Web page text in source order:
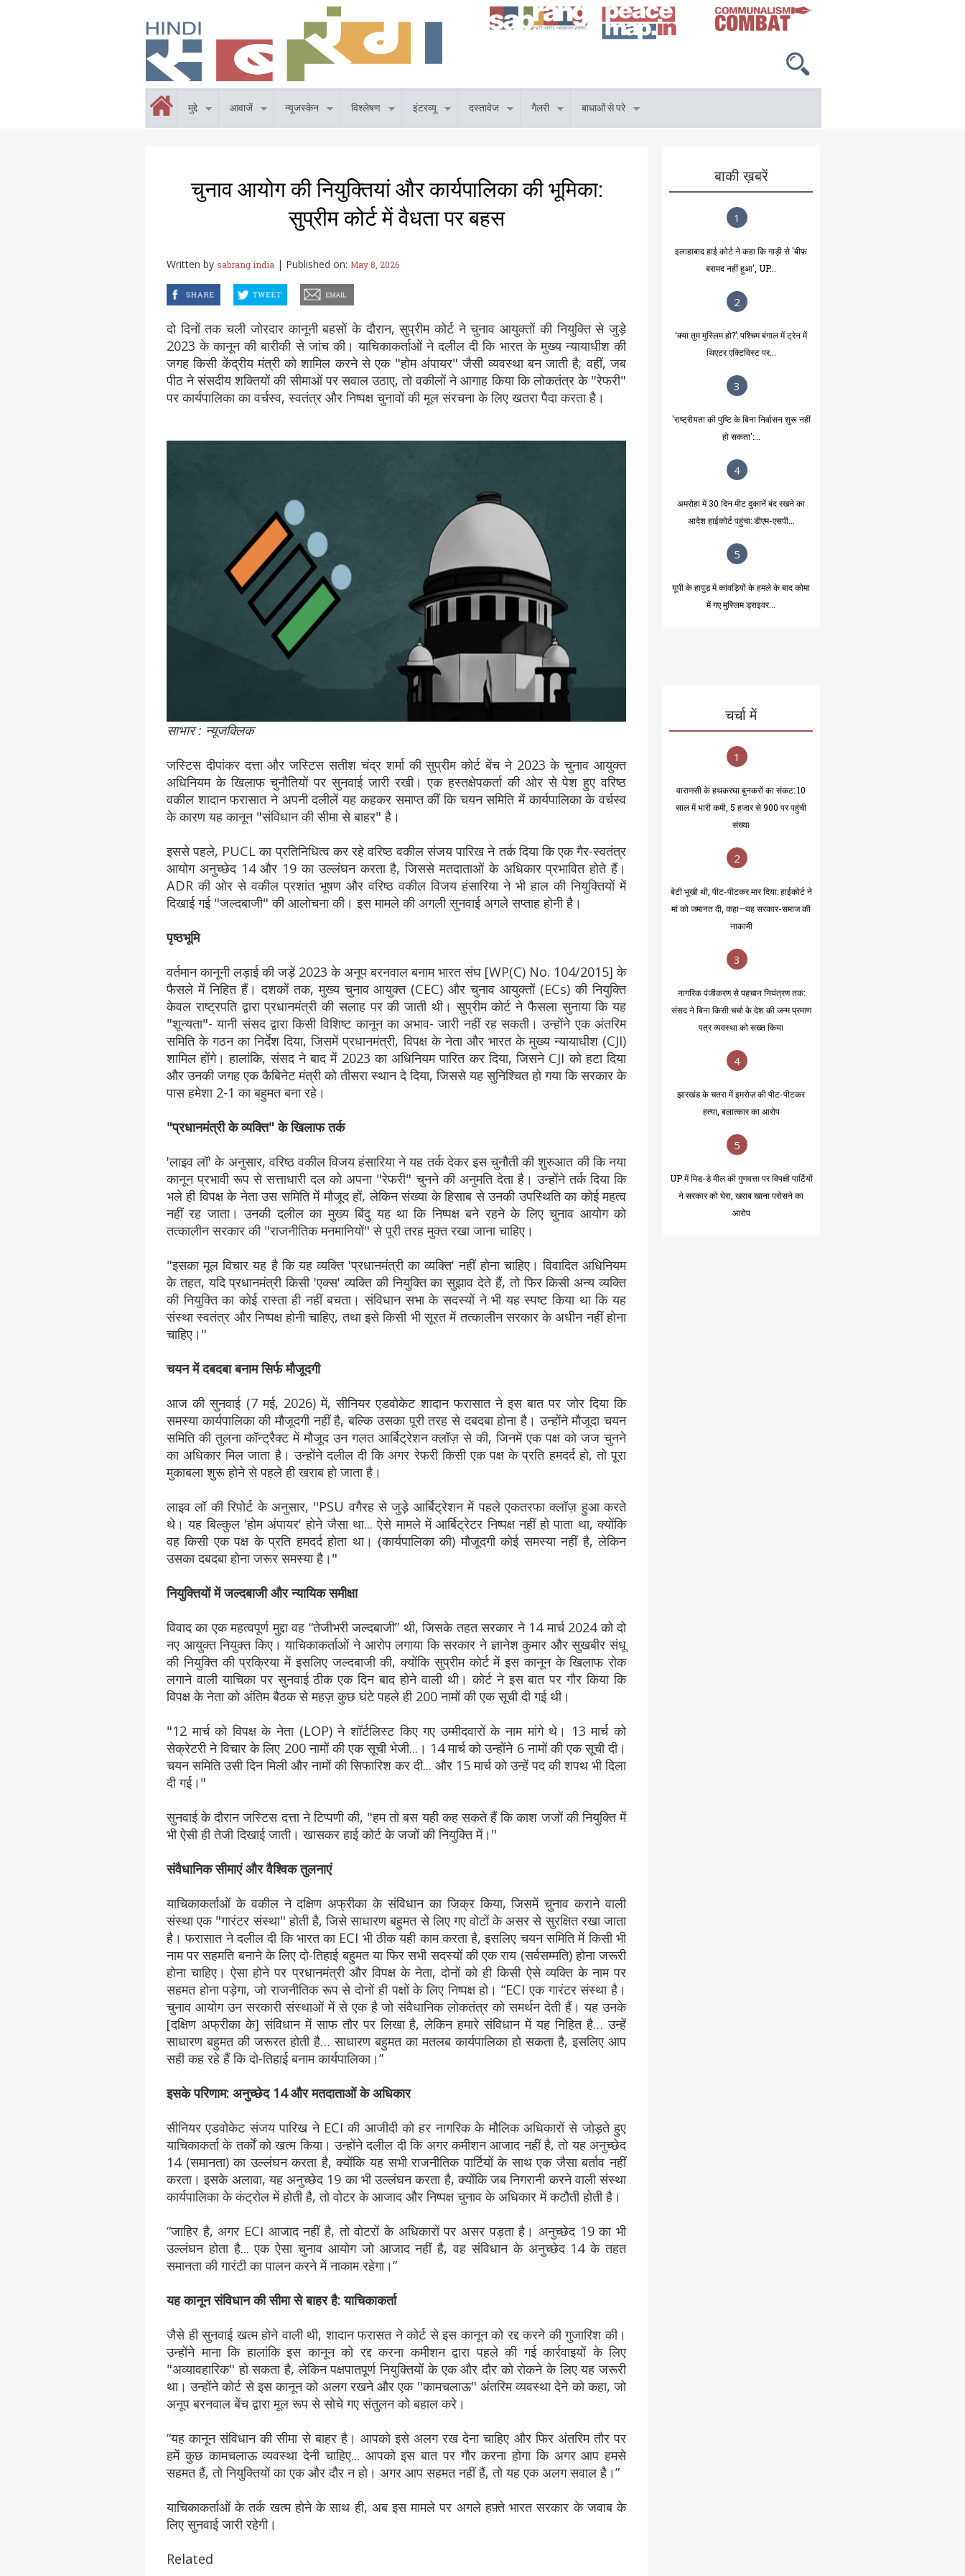
मुद्दे आवाजें न्यूजस्केन विश्लेषण इंटरव्यू दस्तावेज गैलरी बाधाओं से परे
चुनाव आयोग की नियुक्तियां और कार्यपालिका की भूमिका:
सुप्रीम कोर्ट में वैधता पर बहस
Written by sabrang india | Published on: May 8, 2026
दो दिनों तक चली जोरदार कानूनी बहसों के दौरान, सुप्रीम कोर्ट ने चुनाव आयुक्तों की नियुक्ति से जुड़े
2023 के कानून की बारीकी से जांच की। याचिकाकर्ताओं ने दलील दी कि भारत के मुख्य न्यायाधीश की
जगह किसी केंद्रीय मंत्री को शामिल करने से एक "होम अंपायर" जैसी व्यवस्था बन जाती है; वहीं, जब
पीठ ने संसदीय शक्तियों की सीमाओं पर सवाल उठाए, तो वकीलों ने आगाह किया कि लोकतंत्र के "रेफरी"
पर कार्यपालिका का वर्चस्व, स्वतंत्र और निष्पक्ष चुनावों की मूल संरचना के लिए खतरा पैदा करता है।
साभार : न्यूजक्लिक
जस्टिस दीपांकर दत्ता और जस्टिस सतीश चंद्र शर्मा की सुप्रीम कोर्ट बेंच ने 2023 के चुनाव आयुक्त
अधिनियम के खिलाफ चुनौतियों पर सुनवाई जारी रखी। एक हस्तक्षेपकर्ता की ओर से पेश हुए वरिष्ठ
वकील शादान फरासात ने अपनी दलीलें यह कहकर समाप्त कीं कि चयन समिति में कार्यपालिका के वर्चस्व
के कारण यह कानून "संविधान की सीमा से बाहर" है।
इससे पहले, PUCL का प्रतिनिधित्व कर रहे वरिष्ठ वकील संजय पारिख ने तर्क दिया कि एक गैर-स्वतंत्र
आयोग अनुच्छेद 14 और 19 का उल्लंघन करता है, जिससे मतदाताओं के अधिकार प्रभावित होते हैं।
ADR की ओर से वकील प्रशांत भूषण और वरिष्ठ वकील विजय हंसारिया ने भी हाल की नियुक्तियों में
दिखाई गई "जल्दबाजी" की आलोचना की। इस मामले की अगली सुनवाई अगले सप्ताह होनी है।
पृष्ठभूमि
वर्तमान कानूनी लड़ाई की जड़ें 2023 के अनूप बरनवाल बनाम भारत संघ [WP(C) No. 104/2015] के
फैसले में निहित हैं। दशकों तक, मुख्य चुनाव आयुक्त (CEC) और चुनाव आयुक्तों (ECs) की नियुक्ति
केवल राष्ट्रपति द्वारा प्रधानमंत्री की सलाह पर की जाती थी। सुप्रीम कोर्ट ने फैसला सुनाया कि यह
"शून्यता"- यानी संसद द्वारा किसी विशिष्ट कानून का अभाव- जारी नहीं रह सकती। उन्होंने एक अंतरिम
समिति के गठन का निर्देश दिया, जिसमें प्रधानमंत्री, विपक्ष के नेता और भारत के मुख्य न्यायाधीश (CJI)
शामिल होंगे। हालांकि, संसद ने बाद में 2023 का अधिनियम पारित कर दिया, जिसने CJI को हटा दिया
और उनकी जगह एक कैबिनेट मंत्री को तीसरा स्थान दे दिया, जिससे यह सुनिश्चित हो गया कि सरकार के
पास हमेशा 2-1 का बहुमत बना रहे।
"प्रधानमंत्री के व्यक्ति" के खिलाफ तर्क
'लाइव लॉ' के अनुसार, वरिष्ठ वकील विजय हंसारिया ने यह तर्क देकर इस चुनौती की शुरुआत की कि नया
कानून प्रभावी रूप से सत्ताधारी दल को अपना "रेफरी" चुनने की अनुमति देता है। उन्होंने तर्क दिया कि
भले ही विपक्ष के नेता उस समिति में मौजूद हों, लेकिन संख्या के हिसाब से उनकी उपस्थिति का कोई महत्व
नहीं रह जाता। उनकी दलील का मुख्य बिंदु यह था कि निष्पक्ष बने रहने के लिए चुनाव आयोग को
तत्कालीन सरकार की "राजनीतिक मनमानियों" से पूरी तरह मुक्त रखा जाना चाहिए।
"इसका मूल विचार यह है कि यह व्यक्ति 'प्रधानमंत्री का व्यक्ति' नहीं होना चाहिए। विवादित अधिनियम
के तहत, यदि प्रधानमंत्री किसी 'एक्स' व्यक्ति की नियुक्ति का सुझाव देते हैं, तो फिर किसी अन्य व्यक्ति
की नियुक्ति का कोई रास्ता ही नहीं बचता। संविधान सभा के सदस्यों ने भी यह स्पष्ट किया था कि यह
संस्था स्वतंत्र और निष्पक्ष होनी चाहिए, तथा इसे किसी भी सूरत में तत्कालीन सरकार के अधीन नहीं होना
चाहिए।"
चयन में दबदबा बनाम सिर्फ मौजूदगी
आज की सुनवाई (7 मई, 2026) में, सीनियर एडवोकेट शादान फरासात ने इस बात पर जोर दिया कि
समस्या कार्यपालिका की मौजूदगी नहीं है, बल्कि उसका पूरी तरह से दबदबा होना है। उन्होंने मौजूदा चयन
समिति की तुलना कॉन्ट्रैक्ट में मौजूद उन गलत आर्बिट्रेशन क्लॉज़ से की, जिनमें एक पक्ष को जज चुनने
का अधिकार मिल जाता है। उन्होंने दलील दी कि अगर रेफरी किसी एक पक्ष के प्रति हमदर्द हो, तो पूरा
मुकाबला शुरू होने से पहले ही खराब हो जाता है।
लाइव लॉ की रिपोर्ट के अनुसार, "PSU वगैरह से जुड़े आर्बिट्रेशन में पहले एकतरफा क्लॉज़ हुआ करते
थे। यह बिल्कुल 'होम अंपायर' होने जैसा था... ऐसे मामले में आर्बिट्रेटर निष्पक्ष नहीं हो पाता था, क्योंकि
वह किसी एक पक्ष के प्रति हमदर्द होता था। (कार्यपालिका की) मौजूदगी कोई समस्या नहीं है, लेकिन
उसका दबदबा होना जरूर समस्या है।"
नियुक्तियों में जल्दबाजी और न्यायिक समीक्षा
विवाद का एक महत्वपूर्ण मुद्दा वह “तेजीभरी जल्दबाजी” थी, जिसके तहत सरकार ने 14 मार्च 2024 को दो
नए आयुक्त नियुक्त किए। याचिकाकर्ताओं ने आरोप लगाया कि सरकार ने ज्ञानेश कुमार और सुखबीर संधू
की नियुक्ति की प्रक्रिया में इसलिए जल्दबाजी की, क्योंकि सुप्रीम कोर्ट में इस कानून के खिलाफ रोक
लगाने वाली याचिका पर सुनवाई ठीक एक दिन बाद होने वाली थी। कोर्ट ने इस बात पर गौर किया कि
विपक्ष के नेता को अंतिम बैठक से महज़ कुछ घंटे पहले ही 200 नामों की एक सूची दी गई थी।
"12 मार्च को विपक्ष के नेता (LOP) ने शॉर्टलिस्ट किए गए उम्मीदवारों के नाम मांगे थे। 13 मार्च को
सेक्रेटरी ने विचार के लिए 200 नामों की एक सूची भेजी...। 14 मार्च को उन्होंने 6 नामों की एक सूची दी।
चयन समिति उसी दिन मिली और नामों की सिफारिश कर दी... और 15 मार्च को उन्हें पद की शपथ भी दिला
दी गई।"
सुनवाई के दौरान जस्टिस दत्ता ने टिप्पणी की, "हम तो बस यही कह सकते हैं कि काश जजों की नियुक्ति में
भी ऐसी ही तेजी दिखाई जाती। खासकर हाई कोर्ट के जजों की नियुक्ति में।"
संवैधानिक सीमाएं और वैश्विक तुलनाएं
याचिकाकर्ताओं के वकील ने दक्षिण अफ्रीका के संविधान का जिक्र किया, जिसमें चुनाव कराने वाली
संस्था एक "गारंटर संस्था" होती है, जिसे साधारण बहुमत से लिए गए वोटों के असर से सुरक्षित रखा जाता
है। फरासात ने दलील दी कि भारत का ECI भी ठीक यही काम करता है, इसलिए चयन समिति में किसी भी
नाम पर सहमति बनाने के लिए दो-तिहाई बहुमत या फिर सभी सदस्यों की एक राय (सर्वसम्मति) होना जरूरी
होना चाहिए। ऐसा होने पर प्रधानमंत्री और विपक्ष के नेता, दोनों को ही किसी ऐसे व्यक्ति के नाम पर
सहमत होना पड़ेगा, जो राजनीतिक रूप से दोनों ही पक्षों के लिए निष्पक्ष हो। “ECI एक गारंटर संस्था है।
चुनाव आयोग उन सरकारी संस्थाओं में से एक है जो संवैधानिक लोकतंत्र को समर्थन देती हैं। यह उनके
[दक्षिण अफ्रीका के] संविधान में साफ तौर पर लिखा है, लेकिन हमारे संविधान में यह निहित है… उन्हें
साधारण बहुमत की जरूरत होती है… साधारण बहुमत का मतलब कार्यपालिका हो सकता है, इसलिए आप
सही कह रहे हैं कि दो-तिहाई बनाम कार्यपालिका।”
इसके परिणाम: अनुच्छेद 14 और मतदाताओं के अधिकार
सीनियर एडवोकेट संजय पारिख ने ECI की आजीदी को हर नागरिक के मौलिक अधिकारों से जोड़ते हुए
याचिकाकर्ता के तर्कों को खत्म किया। उन्होंने दलील दी कि अगर कमीशन आजाद नहीं है, तो यह अनुच्छेद
14 (समानता) का उल्लंघन करता है, क्योंकि यह सभी राजनीतिक पार्टियों के साथ एक जैसा बर्ताव नहीं
करता। इसके अलावा, यह अनुच्छेद 19 का भी उल्लंघन करता है, क्योंकि जब निगरानी करने वाली संस्था
कार्यपालिका के कंट्रोल में होती है, तो वोटर के आजाद और निष्पक्ष चुनाव के अधिकार में कटौती होती है।
“जाहिर है, अगर ECI आजाद नहीं है, तो वोटरों के अधिकारों पर असर पड़ता है। अनुच्छेद 19 का भी
उल्लंघन होता है... एक ऐसा चुनाव आयोग जो आजाद नहीं है, वह संविधान के अनुच्छेद 14 के तहत
समानता की गारंटी का पालन करने में नाकाम रहेगा।”
यह कानून संविधान की सीमा से बाहर है: याचिकाकर्ता
जैसे ही सुनवाई खत्म होने वाली थी, शादान फरासत ने कोर्ट से इस कानून को रद्द करने की गुजारिश की।
उन्होंने माना कि हालांकि इस कानून को रद्द करना कमीशन द्वारा पहले की गई कार्रवाइयों के लिए
"अव्यावहारिक" हो सकता है, लेकिन पक्षपातपूर्ण नियुक्तियों के एक और दौर को रोकने के लिए यह जरूरी
था। उन्होंने कोर्ट से इस कानून को अलग रखने और एक "कामचलाऊ" अंतरिम व्यवस्था देने को कहा, जो
अनूप बरनवाल बेंच द्वारा मूल रूप से सोचे गए संतुलन को बहाल करे।
“यह कानून संविधान की सीमा से बाहर है। आपको इसे अलग रख देना चाहिए और फिर अंतरिम तौर पर
हमें कुछ कामचलाऊ व्यवस्था देनी चाहिए... आपको इस बात पर गौर करना होगा कि अगर आप हमसे
सहमत हैं, तो नियुक्तियों का एक और दौर न हो। अगर आप सहमत नहीं हैं, तो यह एक अलग सवाल है।”
याचिकाकर्ताओं के तर्क खत्म होने के साथ ही, अब इस मामले पर अगले हफ़्ते भारत सरकार के जवाब के
लिए सुनवाई जारी रहेगी।
Related
बाकी ख़बरें
1
इलाहाबाद हाई कोर्ट ने कहा कि गाड़ी से 'बीफ़
बरामद नहीं हुआ', UP...
2
‘क्या तुम मुस्लिम हो?’: पश्चिम बंगाल में ट्रेन में
थिएटर एक्टिविस्ट पर...
3
'राष्ट्रीयता की पुष्टि के बिना निर्वासन शुरू नहीं
हो सकता':...
4
अमरोहा में 30 दिन मीट दुकानें बंद रखने का
आदेश हाईकोर्ट पहुंचा: डीएम-एसपी...
5
यूपी के हापुड़ में कांवड़ियों के हमले के बाद कोमा
में गए मुस्लिम ड्राइवर...
चर्चा में
1
वाराणसी के हथकरघा बुनकरों का संकट: 10
साल में भारी कमी, 5 हजार से 900 पर पहुंची
संख्या
2
बेटी भूखी थी, पीट-पीटकर मार दिया: हाईकोर्ट ने
मां को जमानत दी, कहा—यह सरकार-समाज की
नाकामी
3
नागरिक पंजीकरण से पहचान नियंत्रण तक:
संसद ने बिना किसी चर्चा के देश की जन्म प्रमाण
पत्र व्यवस्था को सख्त किया
4
झारखंड के चतरा में इमरोज़ की पीट-पीटकर
हत्या, बलात्कार का आरोप
5
UP में मिड-डे मील की गुणवत्ता पर विपक्षी पार्टियों
ने सरकार को घेरा, खराब खाना परोसने का
आरोप